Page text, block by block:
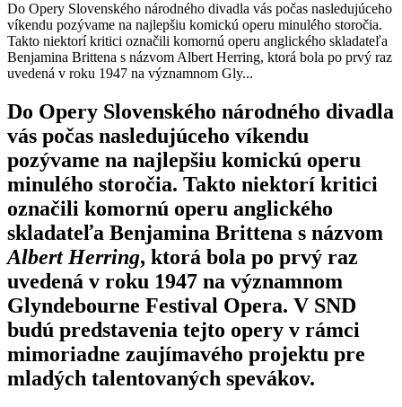
Do Opery Slovenského národného divadla vás počas nasledujúceho
víkendu pozývame na najlepšiu komickú operu minulého storočia.
Takto niektorí kritici označili komornú operu anglického skladateľa
Benjamina Brittena s názvom Albert Herring, ktorá bola po prvý raz
uvedená v roku 1947 na významnom Gly...
Do Opery Slovenského národného divadla
vás počas nasledujúceho víkendu
pozývame na najlepšiu komickú operu
minulého storočia. Takto niektorí kritici
označili komornú operu anglického
skladateľa Benjamina Brittena s názvom
Albert Herring, ktorá bola po prvý raz
uvedená v roku 1947 na významnom
Glyndebourne Festival Opera. V SND
budú predstavenia tejto opery v rámci
mimoriadne zaujímavého projektu pre
mladých talentovaných spevákov.